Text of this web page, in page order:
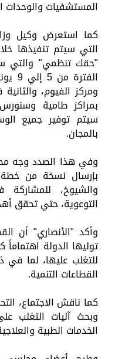
المستشفيات
كما استعرض وكيل
التي سيتم تنفيذها
"حقك تنظمي" والتي
بمراكز طامية
سيتم توفير جميع
بالمجان.
وفي هذا الصدد وجه
بإرسال نسخة من خطة
والشيوخ، للمشاركة
التوعوية، حتي تحقق
وأكد "الأنصاري" أن
توليها الدولة اهتماماً
للتغلب عليها، لما
القطاعات التنمية.
كما ناقش الاجتماع،
وبحث آليات التغلب
الخدمات الطبية